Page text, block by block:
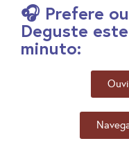
🎧 Prefere
Deguste
minuto: